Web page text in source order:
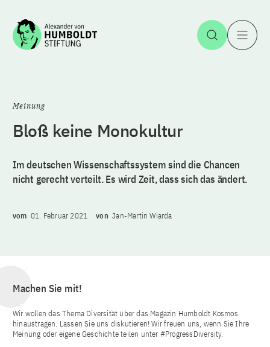
Zum Inhalt springen Suche
Meinung
Bloß keine Monokultur
Im deutschen Wissenschaftssystem sind die Chancen
nicht gerecht verteilt. Es wird Zeit, dass sich das ändert.
vom 01. Februar 2021 von Jan-Martin Wiarda
Machen Sie mit!
Wir wollen das Thema Diversität über das Magazin Humboldt Kosmos
hinaustragen. Lassen Sie uns diskutieren! Wir freuen uns, wenn Sie Ihre
Meinung oder eigene Geschichte teilen unter #ProgressDiversity.